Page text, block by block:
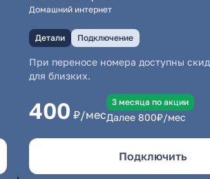
Домашний интернет
Детали Подключение
При переносе номера доступны
для близких.
400 ₽/мес
3 месяцa по акции
Далее 800₽/мес
Подключить